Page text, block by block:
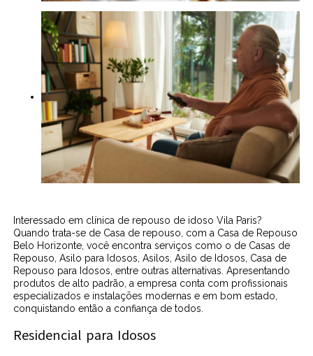
Interessado em clínica de repouso de idoso Vila Paris?
Quando trata-se de Casa de repouso, com a Casa de Repouso
Belo Horizonte, você encontra serviços como o de Casas de
Repouso, Asilo para Idosos, Asilos, Asilo de Idosos, Casa de
Repouso para Idosos, entre outras alternativas. Apresentando
produtos de alto padrão, a empresa conta com profissionais
especializados e instalações modernas e em bom estado,
conquistando então a confiança de todos.
Residencial para Idosos